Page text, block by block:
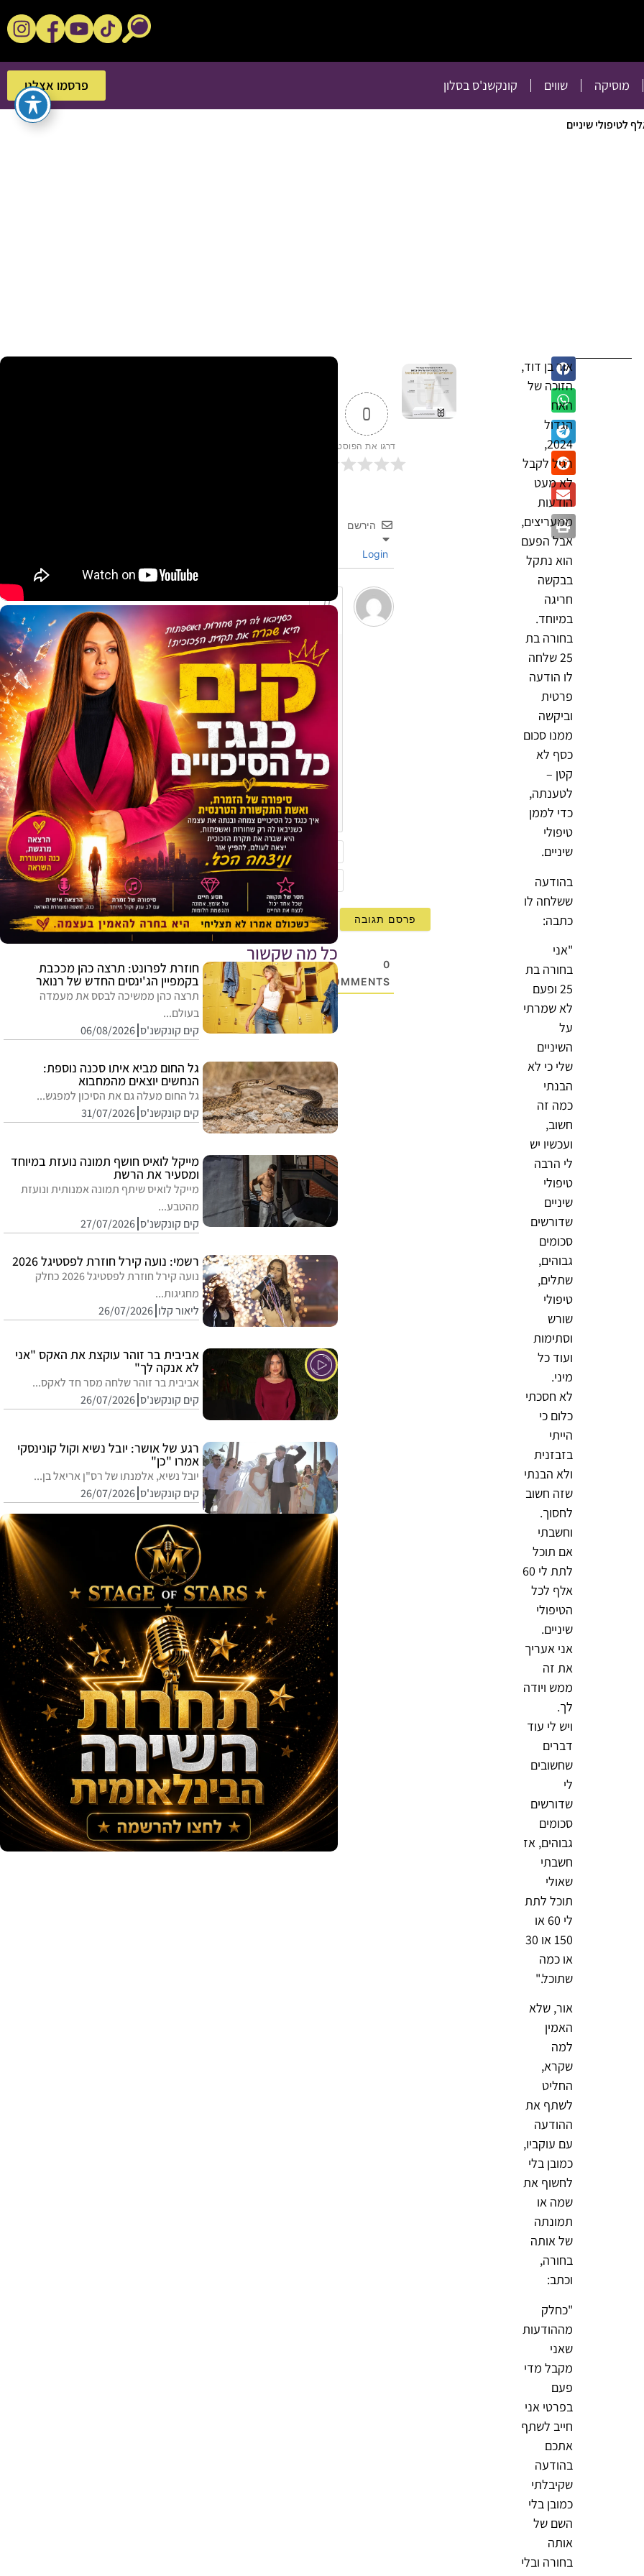
מוסיקה שווים קונקשנ'ס בסלון פרסמו אצלנו
פרסמו אצלנו
אור בן דוד,
הזוכה של
האח
הגדול
2024,
רגיל לקבל
לא מעט
הודעות
ממעריצים,
אבל הפעם
הוא נתקל
בבקשה
חריגה
במיוחד.
בחורה בת
25 שלחה
לו הודעה
פרטית
וביקשה
ממנו סכום
כסף לא
קטן –
לטענתה,
כדי לממן
טיפולי
שיניים.
בהודעה
ששלחה לו
כתבה:
"אני
בחורה בת
25 ופעם
לא שמרתי
על
השיניים
שלי כי לא
הבנתי
כמה זה
חשוב,
ועכשיו יש
לי הרבה
טיפולי
שיניים
שדורשים
סכומים
גבוהים,
שתלים,
טיפולי
שורש
וסתימות
ועוד כל
מיני.
לא חסכתי
כלום כי
הייתי
בזבזנית
ולא הבנתי
שזה חשוב
לחסוך.
וחשבתי
אם תוכל
לתת לי 60
אלף לכל
הטיפולי
שיניים.
אני אעריך
את זה
ממש ויודה
לך.
ויש לי עוד
דברים
שחשובים
לי
שדורשים
סכומים
גבוהים, אז
חשבתי
שאולי
תוכל לתת
לי 60 או
150 או 30
או כמה
שתוכל."
אור, שלא
האמין
למה
שקרא,
החליט
לשתף את
ההודעה
עם עוקביו,
כמובן בלי
לחשוף את
שמה או
תמונתה
של אותה
בחורה,
וכתב:
"כחלק
מההודעות
שאני
מקבל מדי
פעם
בפרטי אני
חייב לשתף
אתכם
בהודעה
שקיבלתי
כמובן בלי
השם של
אותה
בחורה ובלי
0
דרגו את הפוסט
הירשם
[+]
שם
0
COMMENTS
כל מה שקשור
חוזרת לפרונט: תרצה כהן מככבת
בקמפיין הג'ינסים החדש של רנואר
תרצה כהן ממשיכה לבסס את מעמדה
בעולם...
קים קונקשנ'ס 06/08/2026
גל החום מביא איתו סכנה נוספת:
הנחשים יוצאים מהמחבוא
גל החום מעלה גם את הסיכון למפגש...
קים קונקשנ'ס 31/07/2026
מייקל לואיס חושף תמונה נועזת במיוחד
ומסעיר את הרשת
מייקל לואיס שיתף תמונה אמנותית ונועזת
מהטבע...
קים קונקשנ'ס 27/07/2026
רשמי: נועה קירל חוזרת לפסטיגל 2026
נועה קירל חוזרת לפסטיגל 2026 כחלק
מחגיגות...
ליאור קלו 26/07/2026
אביבית בר זוהר עוקצת את האקס "אני
לא אנקה לך"
אביבית בר זוהר שלחה מסר חד לאקס...
קים קונקשנ'ס 26/07/2026
רגע של אושר: יובל נשיא וקול קונינסקי
אמרו "כן"
יובל נשיא, אלמנתו של רס"ן אריאל בן...
קים קונקשנ'ס 26/07/2026